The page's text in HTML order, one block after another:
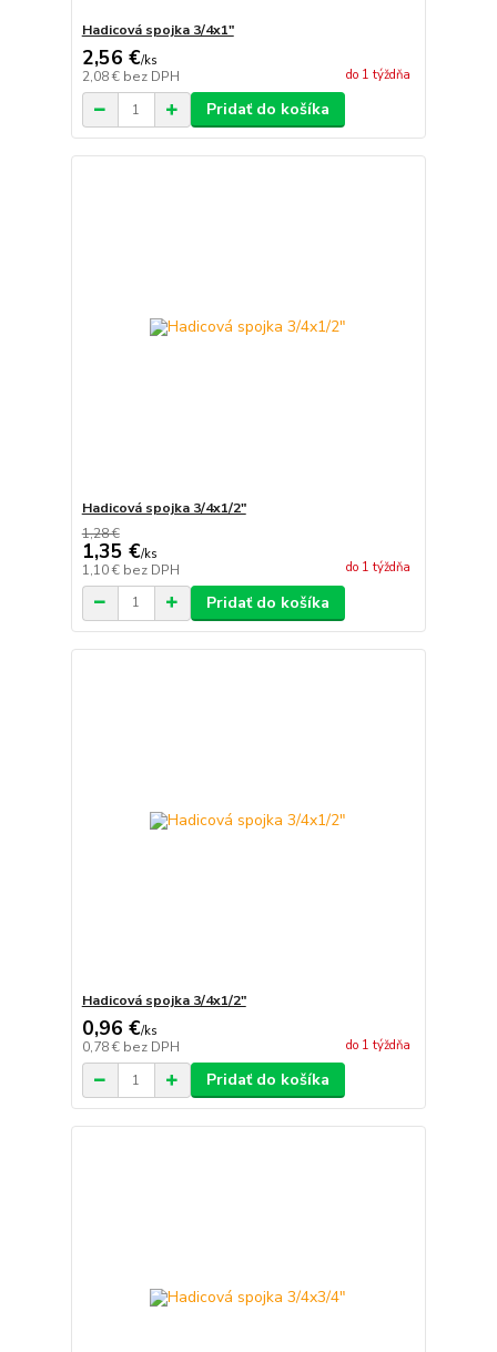
Hadicová spojka 3/4x1"
2,56 €/ks
2,08 € bez DPH do 1 týždňa
Pridať do košíka
Hadicová spojka 3/4x1/2"
1,28 €
1,35 €/ks
1,10 € bez DPH do 1 týždňa
Pridať do košíka
Hadicová spojka 3/4x1/2"
0,96 €/ks
0,78 € bez DPH do 1 týždňa
Pridať do košíka